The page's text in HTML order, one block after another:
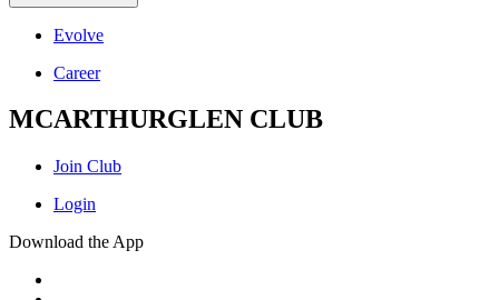
Evolve
Career
MCARTHURGLEN CLUB
Join Club
Login
Download the App